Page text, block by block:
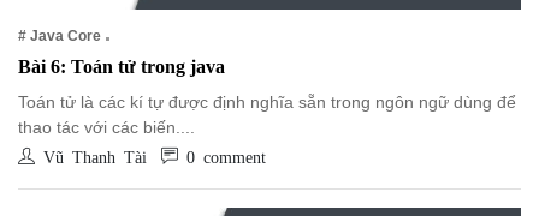
# Java Core
Bài 6: Toán tử trong java
Toán tử là các kí tự được định nghĩa sẵn trong ngôn ngữ dùng để
thao tác với các biến....
Vũ Thanh Tài 0 comment